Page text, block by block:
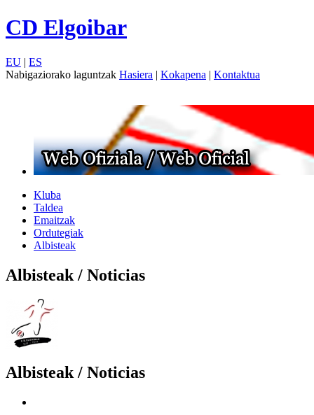
CD Elgoibar
EU | ES
Nabigaziorako laguntzak Hasiera | Kokapena | Kontaktua
Kluba
Taldea
Emaitzak
Ordutegiak
Albisteak
Albisteak / Noticias
Albisteak / Noticias